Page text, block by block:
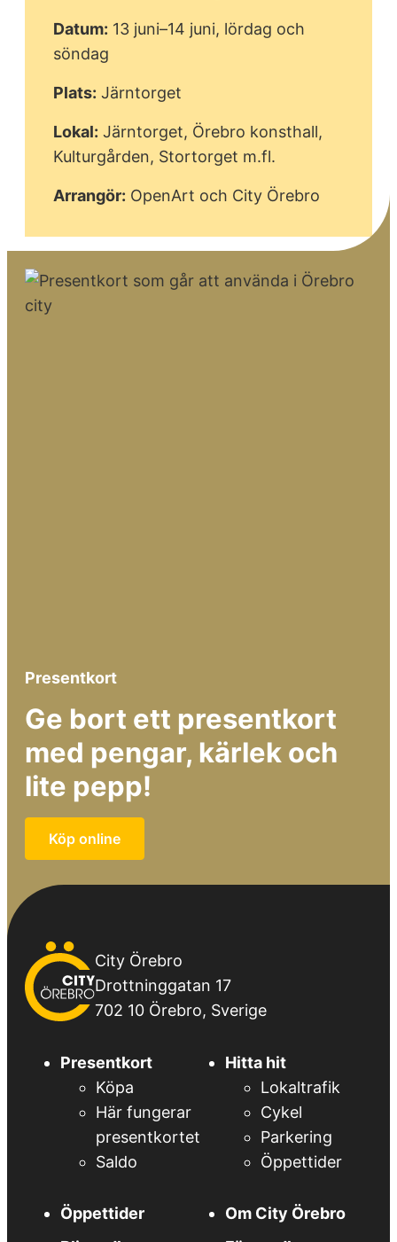
Datum: 13 juni–14 juni, lördag och
söndag
Plats: Järntorget
Lokal: Järntorget, Örebro konsthall,
Kulturgården, Stortorget m.fl.
Arrangör: OpenArt och City Örebro
Presentkort
Ge bort ett presentkort
med pengar, kärlek och
lite pepp!
Köp online
City
Örebro
City Örebro
Drottninggatan 17
702 10 Örebro, Sverige
Presentkort
Köpa
Här fungerar
presentkortet
Saldo
Hitta hit
Lokaltrafik
Cykel
Parkering
Öppettider
Öppettider
Om City Örebro